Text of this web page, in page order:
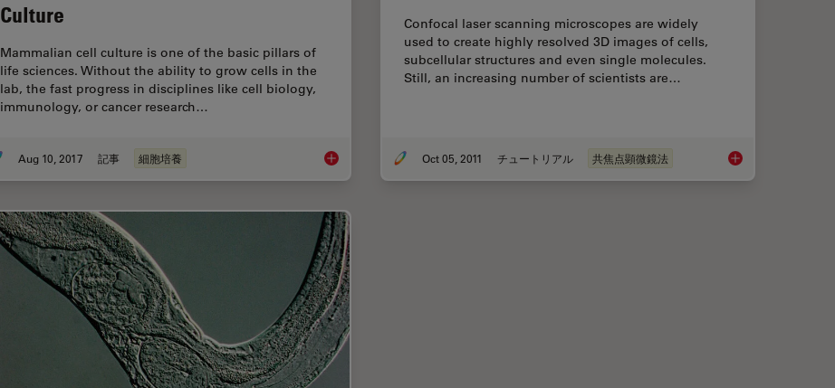
Culture
Mammalian cell culture is one of the basic pillars of
life sciences. Without the ability to grow cells in the
lab, the fast progress in disciplines like cell biology,
immunology, or cancer research…
Aug 10, 2017 記事 細胞培養 Introduction to Mammalian Cell Culture
Confocal laser scanning microscopes are widely
used to create highly resolved 3D images of cells,
subcellular structures and even single molecules.
Still, an increasing number of scientists are…
Oct 05, 2011 チュートリアル 共焦点顕微鏡法 Mosaic Images